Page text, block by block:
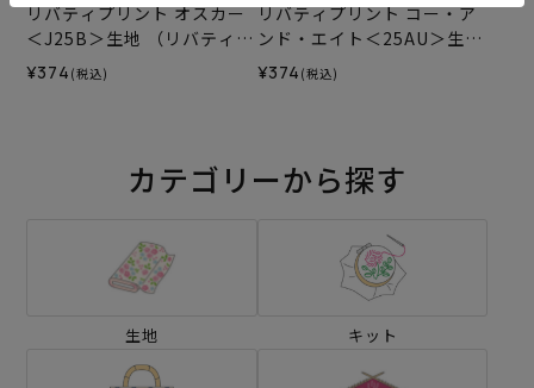
リバティプリント オスカー
＜J25B＞生地 （リバティ・
ファブリックス）2025AW
¥374 (税込)
リバティプリント コー・ア
ンド・エイト＜25AU＞生地
（リバティ・ファブリック
ス）2025AW
¥374 (税込)
カテゴリーから探す
生地 キット